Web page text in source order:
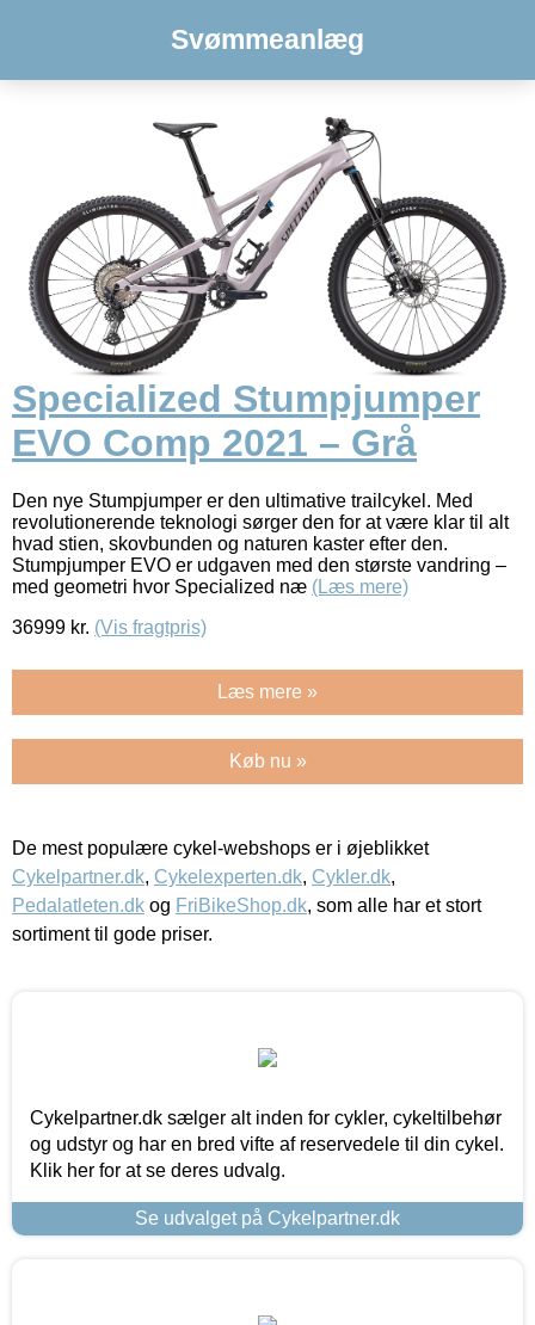
Svømmeanlæg
Specialized Stumpjumper
EVO Comp 2021 – Grå
Den nye Stumpjumper er den ultimative trailcykel. Med
revolutionerende teknologi sørger den for at være klar til alt
hvad stien, skovbunden og naturen kaster efter den.
Stumpjumper EVO er udgaven med den største vandring –
med geometri hvor Specialized næ (Læs mere)
36999 kr. (Vis fragtpris)
Læs mere »
Køb nu »
De mest populære cykel-webshops er i øjeblikket
Cykelpartner.dk, Cykelexperten.dk, Cykler.dk,
Pedalatleten.dk og FriBikeShop.dk, som alle har et stort
sortiment til gode priser.
Cykelpartner.dk sælger alt inden for cykler, cykeltilbehør
og udstyr og har en bred vifte af reservedele til din cykel.
Klik her for at se deres udvalg.
Se udvalget på Cykelpartner.dk